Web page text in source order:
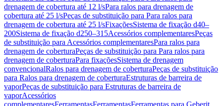
drenagem de cobertura até 12 l/sPara ralos para drenagem de
cobertura até 25 l/sPeças de substituição para Para ralos para
drenagem de cobertura até 25 l/sFixaçõesSistema de fixação d40–
200Sistema de fixação d250–315Acessórios complementaresPeças
de substituição para Acessórios complementaresPara ralos para
drenagem de coberturaPeças de substituição para Para ralos para
drenagem de coberturaPara fixaçõesSistema de drenagem
convencionalRalos para drenagem de coberturaPeças de substituição
para Ralos para drenagem de coberturaEstruturas de barreira de
vaporPeças de substituição para Estruturas de barreira de
vaporAcessórios
complementaresFerramentasFerramentasFerramentas para Geberit